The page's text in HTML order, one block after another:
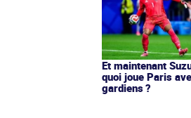
Et maintenant
quoi joue Paris
gardiens ?